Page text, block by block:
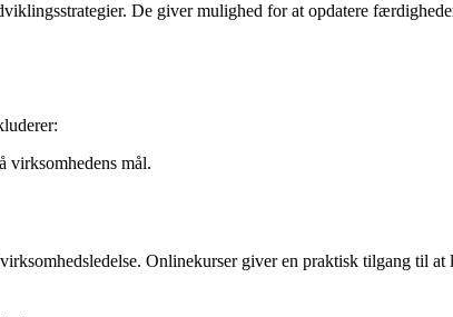
De giver mulighed for at opdatere
virksomhedens mål.
Onlinekurser giver en praktisk tilgang til at